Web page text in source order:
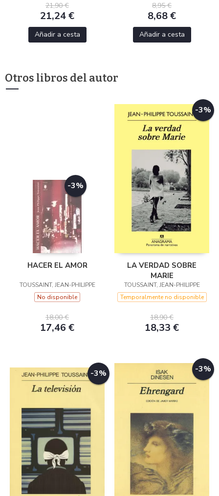
21,90 €
21,24 €
Añadir a cesta
8,95 €
8,68 €
Añadir a cesta
Otros libros del autor
-3%
HACER EL AMOR
TOUSSAINT, JEAN-PHILIPPE
No disponible
18,00 €
17,46 €
-3%
LA VERDAD SOBRE
MARIE
TOUSSAINT, JEAN-PHILIPPE
Temporalmente no disponible
18,90 €
18,33 €
-3% -3%